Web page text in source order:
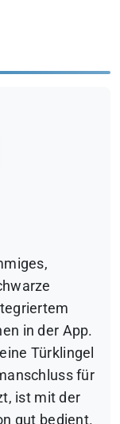
in der App.
Türklingel
für
ist mit der
gut bedient.